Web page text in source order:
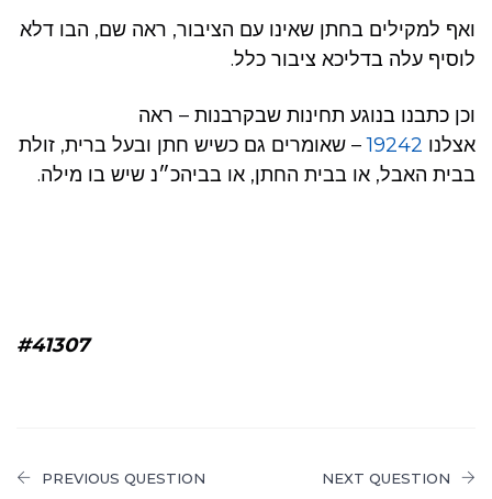
ואף למקילים בחתן שאינו עם הציבור, ראה שם, הבו דלא
לוסיף עלה בדליכא ציבור כלל.
וכן כתבנו בנוגע תחינות שבקרבנות – ראה
אצלנו 19242 – שאומרים גם כשיש חתן ובעל ברית, זולת
בבית האבל, או בבית החתן, או בביהכ״נ שיש בו מילה.
#41307
PREVIOUS QUESTION NEXT QUESTION